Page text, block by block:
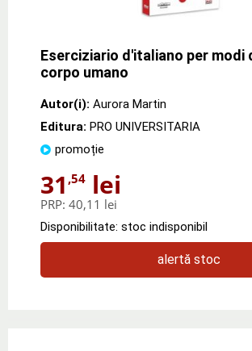
Eserciziario d'italiano per modi
corpo umano
Autor(i): Aurora Martin
Editura: PRO UNIVERSITARIA
promoție
31 ,54 lei
PRP: 40,11 lei
Disponibilitate: stoc indisponibil
alertă stoc